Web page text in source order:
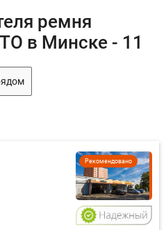
ремня
в Минске - 11
Рекомендовано